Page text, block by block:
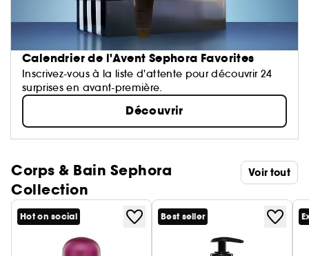
Calendrier de l'Avent Sephora Favorites
Inscrivez-vous à la liste d'attente pour découvrir 24
surprises en avant-première.
Découvrir
Corps & Bain Sephora
Collection
Voir tout
Hot on social Best seller